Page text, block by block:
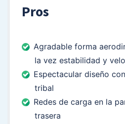
Pros
Agradable forma
la vez estabilidad y
Espectacular diseño
tribal
Redes de carga en la
trasera